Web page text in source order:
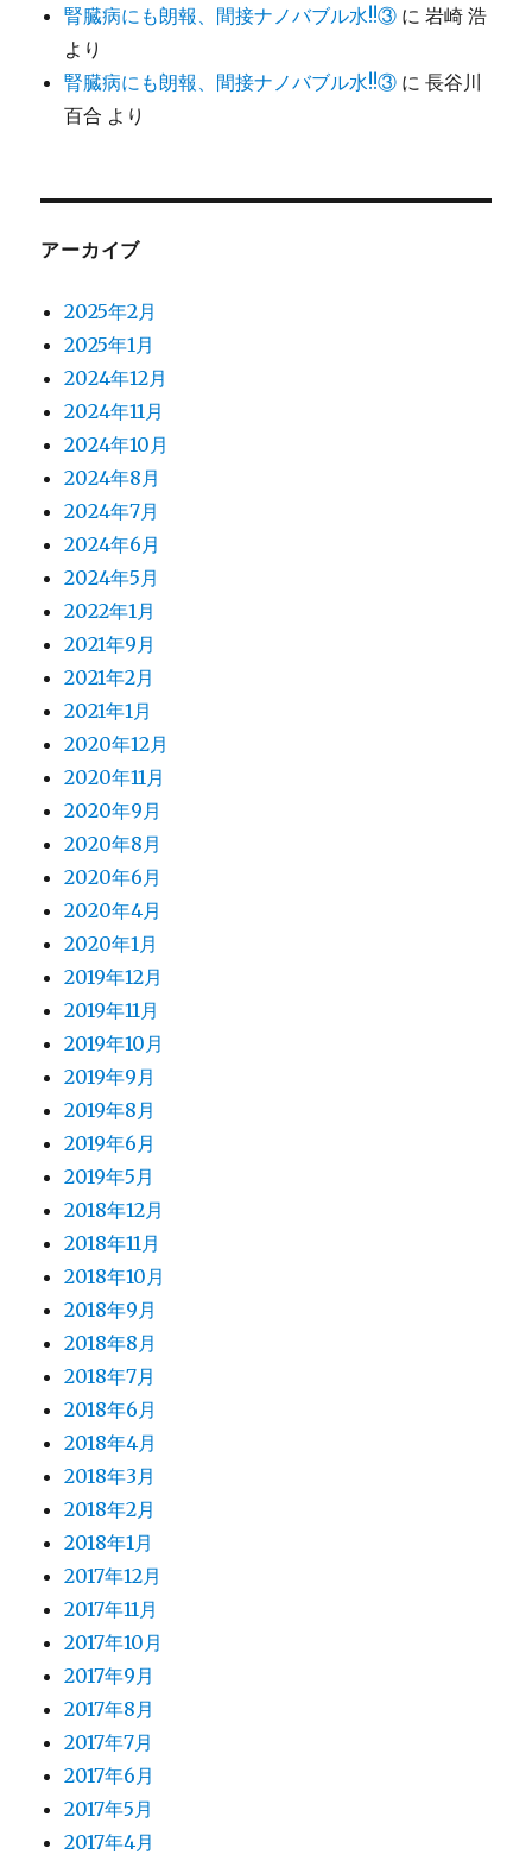
腎臓病にも朗報、間接ナノバブル水!!③ に岩崎 浩
より
腎臓病にも朗報、間接ナノバブル水!!③ に長谷川
百合 より
アーカイブ
2025年2月
2025年1月
2024年12月
2024年11月
2024年10月
2024年8月
2024年7月
2024年6月
2024年5月
2022年1月
2021年9月
2021年2月
2021年1月
2020年12月
2020年11月
2020年9月
2020年8月
2020年6月
2020年4月
2020年1月
2019年12月
2019年11月
2019年10月
2019年9月
2019年8月
2019年6月
2019年5月
2018年12月
2018年11月
2018年10月
2018年9月
2018年8月
2018年7月
2018年6月
2018年4月
2018年3月
2018年2月
2018年1月
2017年12月
2017年11月
2017年10月
2017年9月
2017年8月
2017年7月
2017年6月
2017年5月
2017年4月